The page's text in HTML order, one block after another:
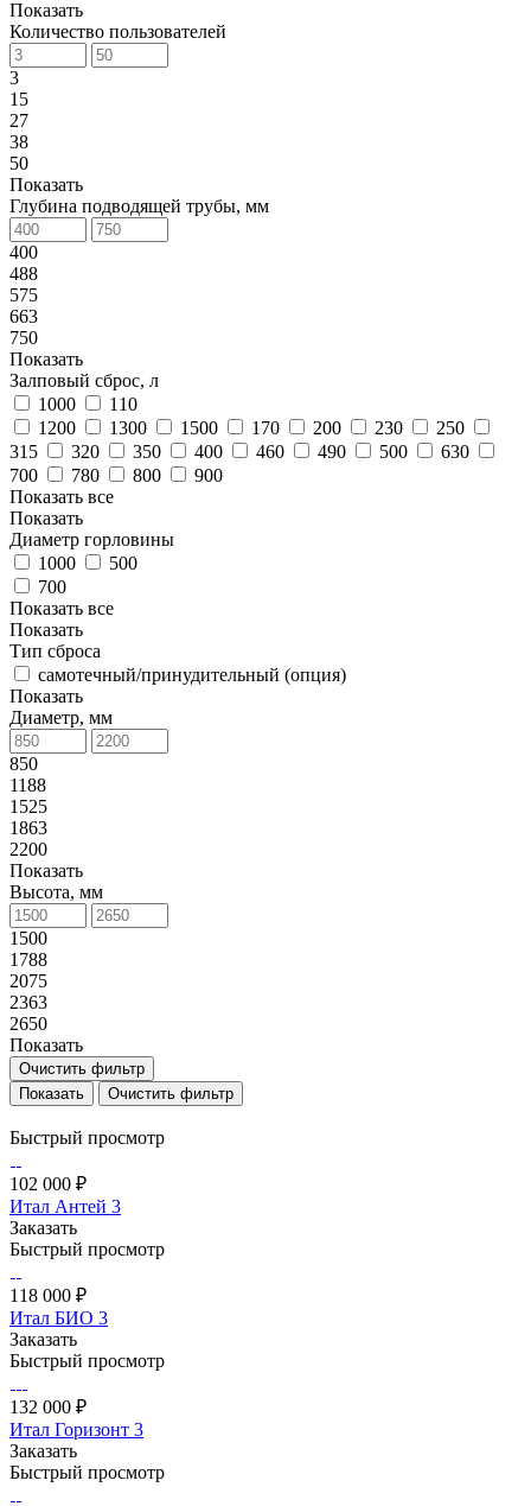
Показать
Количество пользователей
3
15
27
38
50
Показать
Глубина подводящей трубы, мм
400
488
575
663
750
Показать
Залповый сброс, л
1000
110
1200
1300 1500 170 200 230
250
315
320 350 400 460 490 500
630
700
780 800
900
Показать все
Показать
Диаметр горловины
1000
500
700
Показать все
Показать
Тип сброса
самотечный/принудительный (опция)
Показать
Диаметр, мм
850
1188
1525
1863
2200
Показать
Высота, мм
1500
1788
2075
2363
2650
Показать
Очистить фильтр
Очистить фильтр
Быстрый просмотр
102 000 ₽
Итал Антей 3
Заказать
Быстрый просмотр
118 000 ₽
Итал БИО 3
Заказать
Быстрый просмотр
132 000 ₽
Итал Горизонт 3
Заказать
Быстрый просмотр